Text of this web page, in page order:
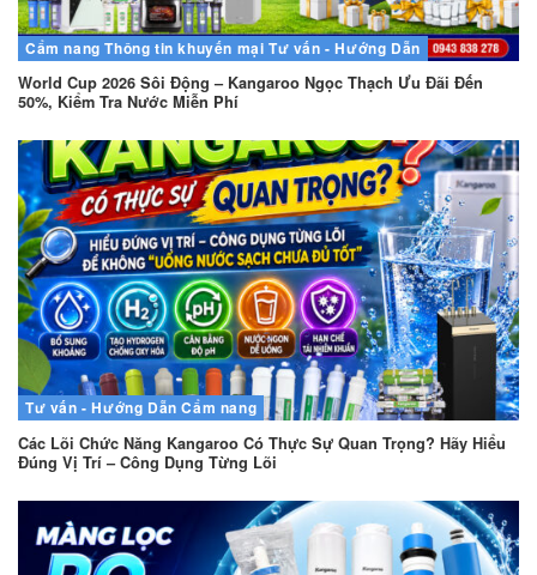
Cẩm nang Thông tin khuyến mại Tư vấn - Hướng Dẫn
World Cup 2026 Sôi Động – Kangaroo Ngọc Thạch Ưu Đãi Đến
50%, Kiểm Tra Nước Miễn Phí
Tư vấn - Hướng Dẫn Cẩm nang
Các Lõi Chức Năng Kangaroo Có Thực Sự Quan Trọng? Hãy Hiểu
Đúng Vị Trí – Công Dụng Từng Lõi